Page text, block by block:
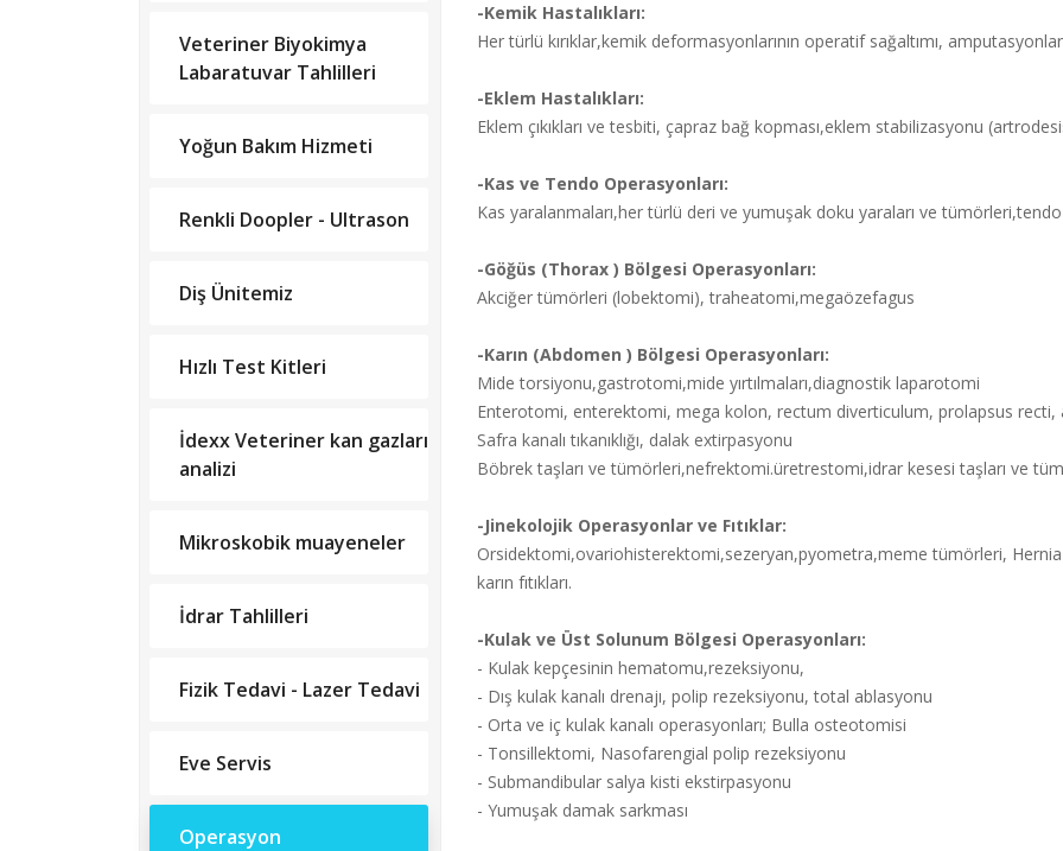
Veteriner Biyokimya
Labaratuvar Tahlilleri
Yoğun Bakım Hizmeti
Renkli Doopler - Ultrason
Diş Ünitemiz
Hızlı Test Kitleri
İdexx Veteriner kan gazları
analizi
Mikroskobik muayeneler
İdrar Tahlilleri
Fizik Tedavi - Lazer Tedavi
Eve Servis
Operasyon
-Kemik Hastalıkları:
Her türlü kırıklar,kemik deformasyonlarının operatif sağaltımı,
-Eklem Hastalıkları:
Eklem çıkıkları ve tesbiti, çapraz bağ kopması,eklem stabilizasyonu
-Kas ve Tendo Operasyonları:
Kas yaralanmaları,her türlü deri ve yumuşak doku yaraları ve
-Göğüs (Thorax ) Bölgesi Operasyonları:
Akciğer tümörleri (lobektomi), traheatomi,megaözefagus
-Karın (Abdomen ) Bölgesi Operasyonları:
Mide torsiyonu,gastrotomi,mide yırtılmaları,diagnostik laparotomi
Enterotomi, enterektomi, mega kolon, rectum diverticulum, prolapsus recti,
Safra kanalı tıkanıklığı, dalak extirpasyonu
Böbrek taşları ve tümörleri,nefrektomi.üretrestomi,idrar kesesi taşları ve
-Jinekolojik Operasyonlar ve Fıtıklar:
Orsidektomi,ovariohisterektomi,sezeryan,pyometra,meme tümörleri,
karın fıtıkları.
-Kulak ve Üst Solunum Bölgesi Operasyonları:
- Kulak kepçesinin hematomu,rezeksiyonu,
- Dış kulak kanalı drenajı, polip rezeksiyonu, total ablasyonu
- Orta ve iç kulak kanalı operasyonları; Bulla osteotomisi
- Tonsillektomi, Nasofarengial polip rezeksiyonu
- Submandibular salya kisti ekstirpasyonu
- Yumuşak damak sarkması